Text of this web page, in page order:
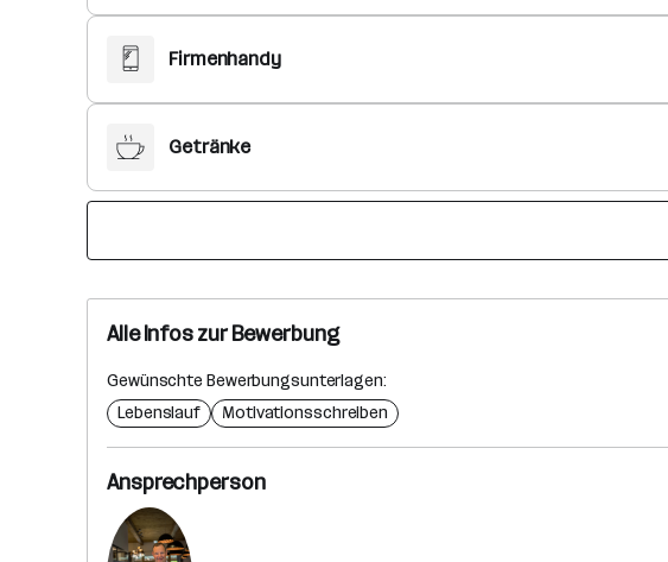
Firmenhandy
Getränke
Alle Infos zur Bewerbung
Gewünschte Bewerbungsunterlagen:
Lebenslauf
Motivationsschreiben
Ansprechperson